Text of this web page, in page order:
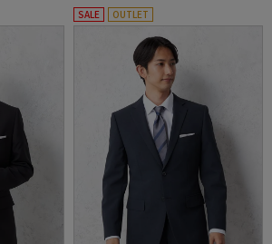
SALE OUTLET